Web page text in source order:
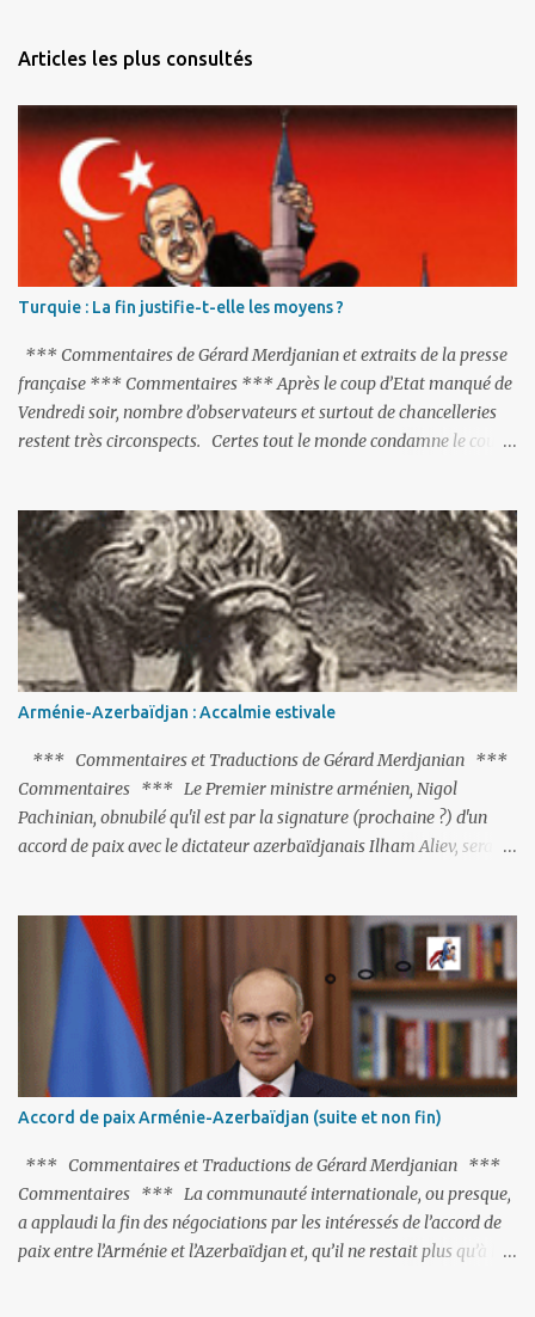
Articles les plus consultés
Turquie : La fin justifie-t-elle les moyens ?
*** Commentaires de Gérard Merdjanian et extraits de la presse
française *** Commentaires *** Après le coup d’Etat manqué de
Vendredi soir, nombre d’observateurs et surtout de chancelleries
restent très circonspects. Certes tout le monde condamne le coup
actions menées par le président Erdoğan, et pour certains sur la
réalisation du putsch lui-même.
Arménie-Azerbaïdjan : Accalmie estivale
*** Commentaires et Traductions de Gérard Merdjanian ***
Commentaires *** Le Premier ministre arménien, Nigol
Pachinian, obnubilé qu'il est par la signature (prochaine ?) d'un
accord de paix avec le dictateur azerbaïdjanais Ilham Aliev, serait
C'est hélas fort peu probable ; l'Histoire ou la Littérature ne sont
pas ses points forts, pas plus d'ailleurs que les négociations avec le
tandem turco-azéri. Faisant fi de tout ce qui précède la chute de
l'URSS, il est exclusivement intéressé par ce qu'il nomme «
l'Arménie réelle ». Même les trois présidents qu'ils l'ont précédés ne
trouvent pas grâce à ses yeux, les traitant de tous les noms, avant
de les traîner en justice. Et comme les politiciens ne lui suffisent
pas, il s'attaque aux dignitaires de l'Église arménienne, les...
Accord de paix Arménie-Azerbaïdjan (suite et non fin)
*** Commentaires et Traductions de Gérard Merdjanian ***
Commentaires *** La communauté internationale, ou presque,
a applaudi la fin des négociations par les intéressés de l’accord de
paix entre l’Arménie et l’Azerbaïdjan et, qu’il ne restait plus qu’à le